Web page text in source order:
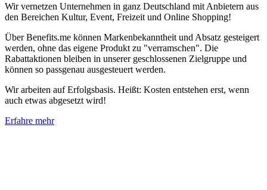
Wir vernetzen Unternehmen in ganz Deutschland mit Anbietern aus
den Bereichen Kultur, Event, Freizeit und Online Shopping!
Über Benefits.me können Markenbekanntheit und Absatz gesteigert
werden, ohne das eigene Produkt zu "verramschen". Die
Rabattaktionen bleiben in unserer geschlossenen Zielgruppe und
können so passgenau ausgesteuert werden.
Wir arbeiten auf Erfolgsbasis. Heißt: Kosten entstehen erst, wenn
auch etwas abgesetzt wird!
Erfahre mehr